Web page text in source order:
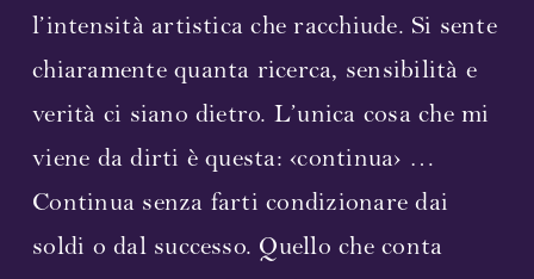
l’intensità artistica che racchiude. Si sente
chiaramente quanta ricerca, sensibilità e
verità ci siano dietro. L’unica cosa che mi
viene da dirti è questa: ‹continua› …
Continua senza farti condizionare dai
soldi o dal successo. Quello che conta